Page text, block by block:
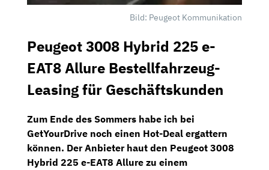
Bild: Peugeot Kommunikation
Peugeot 3008 Hybrid 225 e-
EAT8 Allure Bestellfahrzeug-
Leasing für Geschäftskunden
Zum Ende des Sommers habe ich bei
GetYourDrive noch einen Hot-Deal ergattern
können. Der Anbieter haut den Peugeot 3008
Hybrid 225 e-EAT8 Allure zu einem